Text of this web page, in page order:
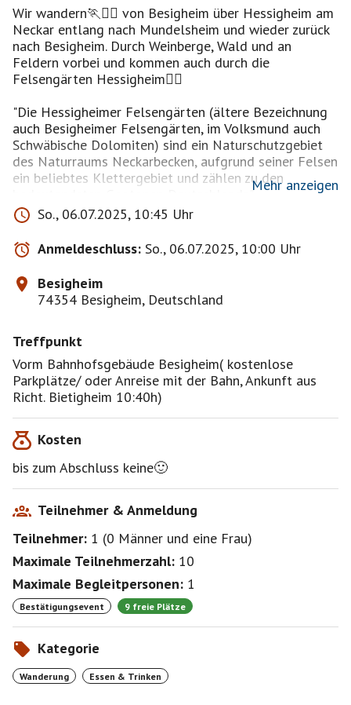
Wir wandern🏃🏃‍♀️ von Besigheim über Hessigheim am
Neckar entlang nach Mundelsheim und wieder zurück
nach Besigheim. Durch Weinberge, Wald und an
Feldern vorbei und kommen auch durch die
Felsengärten Hessigheim🧗‍♀️
"Die Hessigheimer Felsengärten (ältere Bezeichnung
auch Besigheimer Felsengärten, im Volksmund auch
Schwäbische Dolomiten) sind ein Naturschutzgebiet
des Naturraums Neckarbecken, aufgrund seiner Felsen
ein beliebtes Klettergebiet und zählen zu den
bedeutendsten Geotopen Deutschlands".
Länge ca. 21km, 400hm, ca. 5-6h ohne Pausen.
Größtenteils auf befestigten bzw. asphaltierten
Wegen, trotzdem wären geeignetes ⛸️⛸️😄Schuhwerk,
Geländegängigkeit und Kondition von Vorteil😉
Die Wanderung findet nur bei trockenem Wetter statt,
da mehrere Steigungen über zum Teil enge
Weinbergstaffeln und im Wald zu überwinden sind.
Einen gemeinsamen Abschluss🍔🍖🍷 könnten wir
Weinständle der Weinkellerei in Hessigheim😊machen.
Zu guter Letzt: Jeder Teilnehmer geht natürlich auf
eigenes Risiko.
Mehr anzeigen
So., 06.07.2025, 10:45 Uhr
Anmeldeschluss: So., 06.07.2025, 10:00 Uhr
Besigheim
74354 Besigheim, Deutschland
Treffpunkt
Vorm Bahnhofsgebäude Besigheim( kostenlose
Parkplätze/ oder Anreise mit der Bahn, Ankunft aus
Richt. Bietigheim 10:40h)
Kosten
bis zum Abschluss keine🙂
Teilnehmer & Anmeldung
Teilnehmer: 1 (0 Männer und eine Frau)
Maximale Teilnehmerzahl: 10
Maximale Begleitpersonen: 1
Bestätigungsevent 9 freie Plätze
Kategorie
Wanderung Essen & Trinken